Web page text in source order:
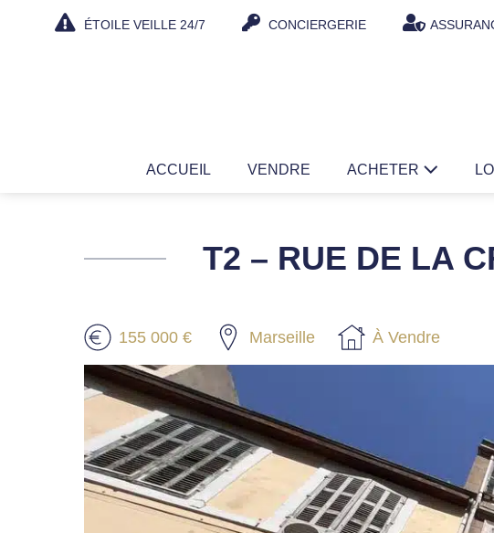
ÉTOILE VEILLE 24/7 CONCIERGERIE
ACCUEIL VENDRE ACHETER
T2 – RUE DE LA
155 000 € Marseille À Vendre